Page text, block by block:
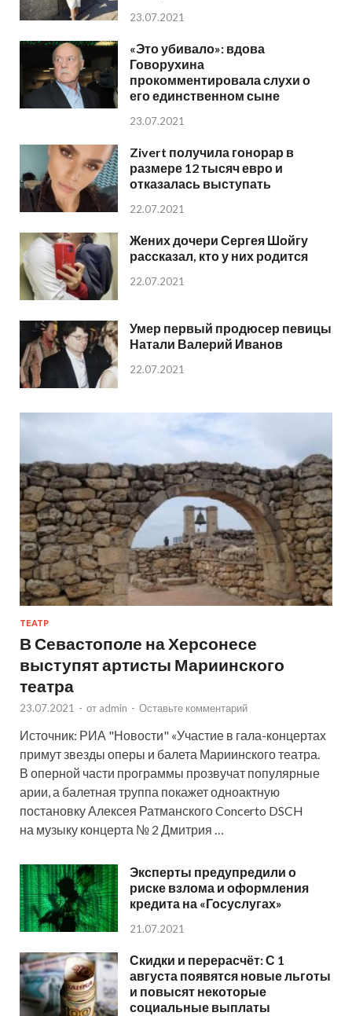
23.07.2021
«Это убивало»: вдова
Говорухина
прокомментировала слухи о
его единственном сыне
23.07.2021
Zivert получила гонорар в
размере 12 тысяч евро и
отказалась выступать
22.07.2021
Жених дочери Сергея Шойгу
рассказал, кто у них родится
22.07.2021
Умер первый продюсер певицы
Натали Валерий Иванов
22.07.2021
ТЕАТР
В Севастополе на Херсонесе
выступят артисты Мариинского
театра
23.07.2021 - от admin - Оставьте комментарий
Источник: РИА "Новости" «Участие в гала-концертах
примут звезды оперы и балета Мариинского театра.
В оперной части программы прозвучат популярные
арии, а балетная труппа покажет одноактную
постановку Алексея Ратманского Concerto DSCH
на музыку концерта № 2 Дмитрия …
Эксперты предупредили о
риске взлома и оформления
кредита на «Госуслугах»
21.07.2021
Скидки и перерасчёт: С 1
августа появятся новые льготы
и повысят некоторые
социальные выплаты